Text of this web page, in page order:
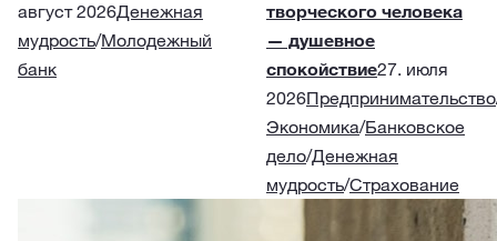
август 2026Денежная
мудрость/Молодежный
банк
творческого человека
— душевное
спокойствие27. июля
2026Предпринимательство
Экономика/Банковское
дело/Денежная
мудрость/Страхование